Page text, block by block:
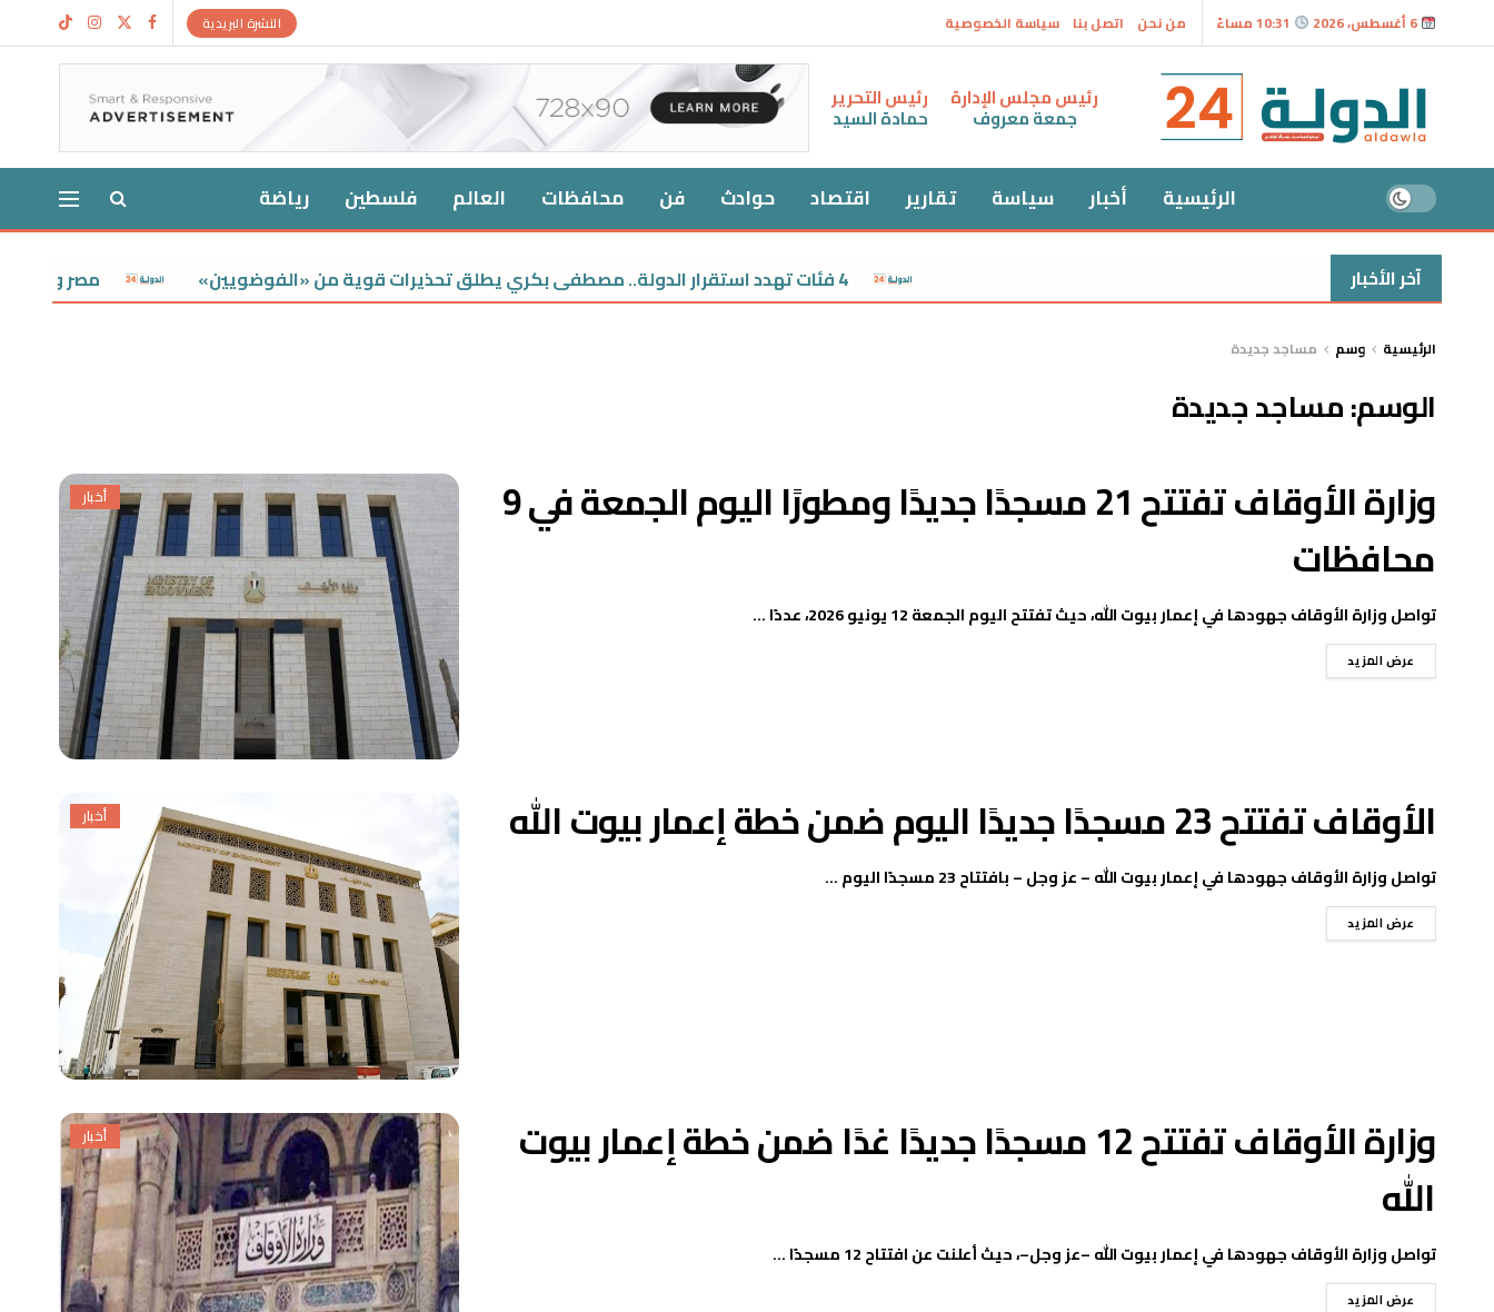
6 أغسطس، 2026 من نحن اتصل بنا سياسة الخصوصية النشرة البريدية
رئيس مجلس الإدارة
جمعة معروف
رئيس التحرير
حمادة السيد
الرئيسية أخبار سياسة تقارير اقتصاد حوادث فن محافظات العالم فلسطين رياضة
آخر الأخبار مصر وتشاد تبحثان
الرئيسية وسم مساجد جديدة
الوسم:مساجد جديدة
أخبار
وزارة الأوقاف تفتتح 21 مسجدًا جديدًا ومطورًا اليوم الجمعة في 9
محافظات
تواصل وزارة الأوقاف جهودها في إعمار بيوت الله، حيث تفتتح اليوم الجمعة 12 يونيو 2026، عددًا ...
عرض المزيد
أخبار الأوقاف تفتتح 23 مسجدًا جديدًا اليوم ضمن خطة إعمار بيوت الله
تواصل وزارة الأوقاف جهودها في إعمار بيوت الله – عز وجل – بافتتاح 23 مسجدًا اليوم ...
عرض المزيد
أخبار
وزارة الأوقاف تفتتح 12 مسجدًا جديدًا غدًا ضمن خطة إعمار بيوت
الله
تواصل وزارة الأوقاف جهودها في إعمار بيوت الله –عز وجل–، حيث أعلنت عن افتتاح 12 مسجدًا ...
عرض المزيد